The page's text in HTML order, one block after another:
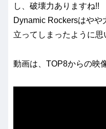
し、破壊力ありますね!!
Dynamic Rockersはやや
立ってしまったように思
動画は、TOP8からの映